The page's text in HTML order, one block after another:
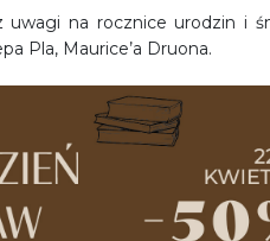
uwagi na rocznice urodzin i
Pla, Maurice’a Druona.